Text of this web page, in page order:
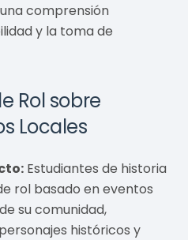
comprensión
y la toma de
Rol sobre
Locales
Estudiantes de historia
rol basado en eventos
su comunidad,
históricos y